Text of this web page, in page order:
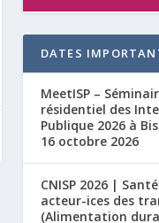
DATES
MeetISP –
résidentiel des
Publique 2026 à
16 octobre 2026
CNISP 2026 |
acteur-ices des
(Alimentation